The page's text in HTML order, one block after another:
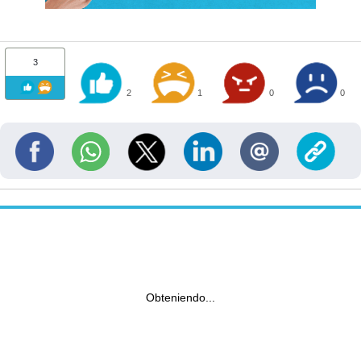
3
2 1 0 0
Obteniendo...